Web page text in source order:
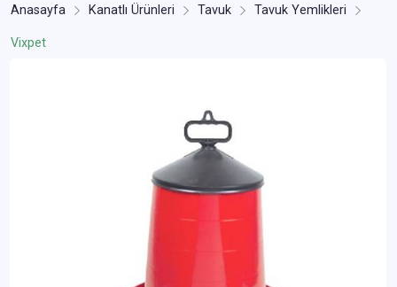
Anasayfa Kanatlı Ürünleri Tavuk Tavuk Yemlikleri
Vixpet